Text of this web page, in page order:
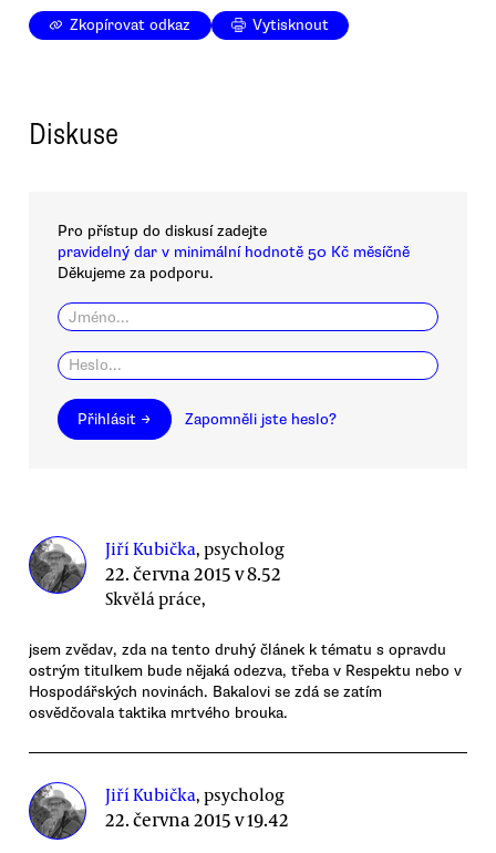
Zkopírovat odkaz Vytisknout
Diskuse
Pro přístup do diskusí zadejte
pravidelný dar v minimální hodnotě 50 Kč měsíčně
Děkujeme za podporu.
Přihlásit → Zapomněli jste heslo?
Jiří Kubička, psycholog
22. června 2015 v 8.52
Skvělá práce,
jsem zvědav, zda na tento druhý článek k tématu s opravdu
ostrým titulkem bude nějaká odezva, třeba v Respektu nebo v
Hospodářských novinách. Bakalovi se zdá se zatím
osvědčovala taktika mrtvého brouka.
Jiří Kubička, psycholog
22. června 2015 v 19.42